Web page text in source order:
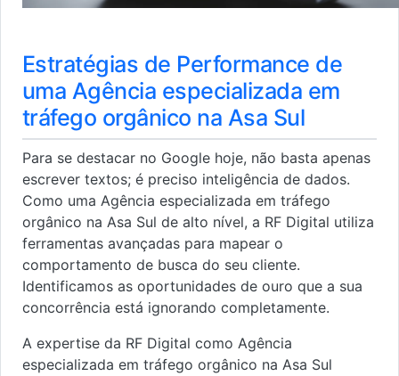
Estratégias de Performance de
uma Agência especializada em
tráfego orgânico na Asa Sul
Para se destacar no Google hoje, não basta apenas
escrever textos; é preciso inteligência de dados.
Como uma Agência especializada em tráfego
orgânico na Asa Sul de alto nível, a RF Digital utiliza
ferramentas avançadas para mapear o
comportamento de busca do seu cliente.
Identificamos as oportunidades de ouro que a sua
concorrência está ignorando completamente.
A expertise da RF Digital como Agência
especializada em tráfego orgânico na Asa Sul